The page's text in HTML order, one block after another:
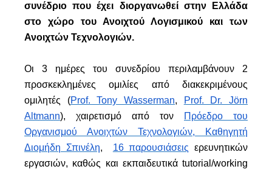
συνέδριο που έχει διοργανωθεί στην Ελλάδα
στο χώρο του Ανοιχτού Λογισμικού και των
Ανοιχτών Τεχνολογιών.
Οι 3 ημέρες του συνεδρίου περιλαμβάνουν 2
προσκεκλημένες ομιλίες από διακεκριμένους
ομιλητές (Prof. Tony Wasserman,
Prof. Dr. Jörn
Altmann), χαιρετισμό από τον
Πρόεδρο του
Οργανισμού Ανοιχτών Τεχνολογιών, Καθηγητή
Διομήδη Σπινέλη, 16 παρουσιάσεις ερευνητικών
εργασιών, καθώς και εκπαιδευτικά tutorial/working